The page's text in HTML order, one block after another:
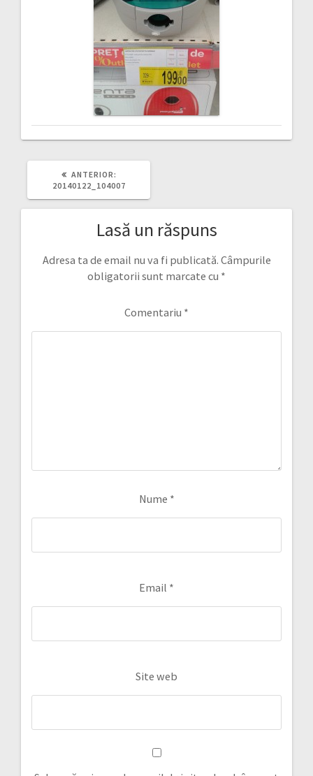
ANTERIOR:
ANTERIOR:
20140122_104007
Lasă un răspuns
Adresa ta de email nu va fi publicată. Câmpurile
obligatorii sunt marcate cu *
Comentariu *
Nume *
Email *
Site web